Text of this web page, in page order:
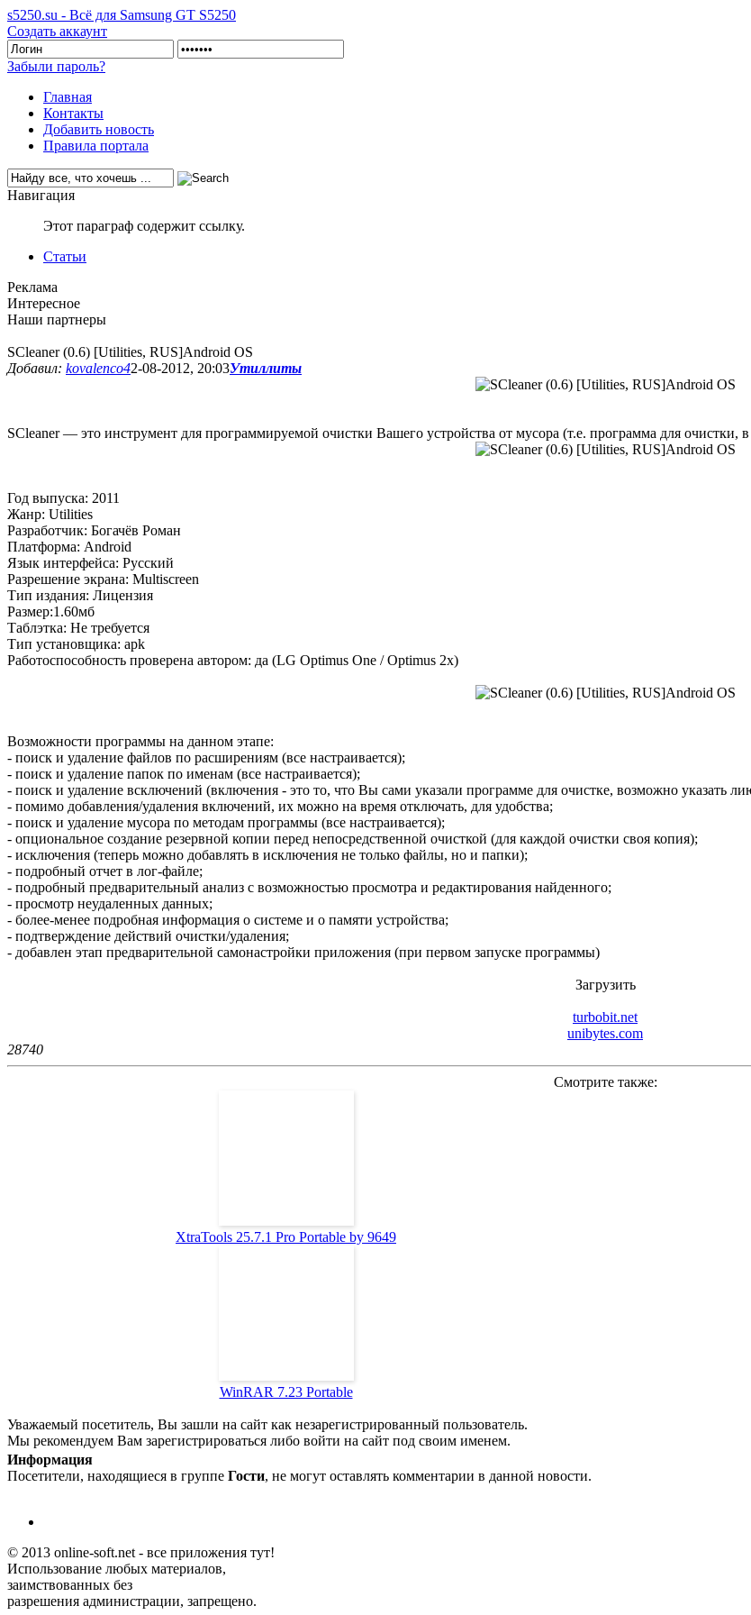
s5250.su - Всё для Samsung GT S5250
Создать аккаунт
Забыли пароль?
Главная
Контакты
Добавить новость
Правила портала
Навигация
Этот параграф содержит ссылку.
Статьи
Реклама
Интересное
Наши партнеры
SCleaner (0.6) [Utilities, RUS]Android OS
Добавил: kovalenco42-08-2012, 20:03Утиллиты
SCleaner — это инструмент для программируемой очистки Вашего устройства от мусора (т.е. программа для очистки,
Год выпуска: 2011
Жанр: Utilities
Разработчик: Богачёв Роман
Платформа: Android
Язык интерфейса: Русский
Разрешение экрана: Multiscreen
Тип издания: Лицензия
Размер:1.60мб
Таблэтка: Не требуется
Тип установщика: apk
Работоспособность проверена автором: да (LG Optimus One / Optimus 2x)
Возможности программы на данном этапе:
- поиск и удаление файлов по расширениям (все настраивается);
- поиск и удаление папок по именам (все настраивается);
- поиск и удаление всключений (включения - это то, что Вы сами указали программе для очистке, возможно указать
- помимо добавления/удаления включений, их можно на время отключать, для удобства;
- поиск и удаление мусора по методам программы (все настраивается);
- опциональное создание резервной копии перед непосредственной очисткой (для каждой очистки своя копия);
- исключения (теперь можно добавлять в исключения не только файлы, но и папки);
- подробный отчет в лог-файле;
- подробный предварительный анализ с возможностью просмотра и редактирования найденного;
- просмотр неудаленных данных;
- более-менее подробная информация о системе и о памяти устройства;
- подтверждение действий очистки/удаления;
- добавлен этап предварительной самонастройки приложения (при первом запуске программы)
Загрузить
turbobit.net
unibytes.com
28740
Смотрите также:
XtraTools 25.7.1 Pro Portable by 9649
WinRAR 7.23 Portable
Уважаемый посетитель, Вы зашли на сайт как незарегистрированный пользователь.
Мы рекомендуем Вам зарегистрироваться либо войти на сайт под своим именем.
Информация
Посетители, находящиеся в группе Гости, не могут оставлять комментарии в данной новости.
© 2013 online-soft.net - все приложения тут!
Использование любых материалов,
заимствованных без
разрешения администрации, запрещено.